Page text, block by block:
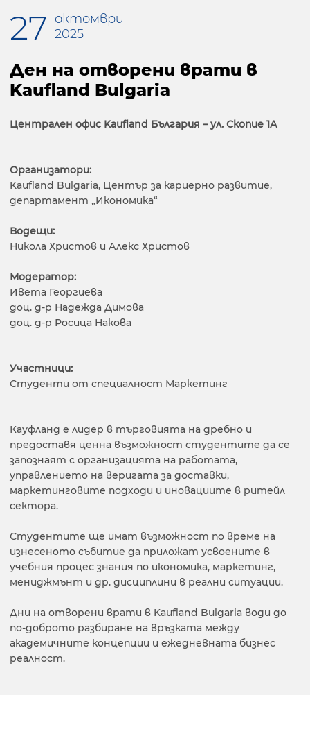
27 октомври
2025
Ден на отворени врати в
Kaufland Bulgaria
Централен офис Kaufland България – ул. Скопие 1А
Организатори:
Kaufland Bulgaria, Център за кариерно развитие,
департамент „Икономика“
Водещи:
Никола Христов и Алекс Христов
Модератор:
Ивета Георгиева
доц. д-р Надежда Димова
доц. д-р Росица Накова
Участници:
Студенти от специалност Маркетинг
Кауфланд е лидер в търговията на дребно и
предоставя ценна възможност студентите да се
запознаят с организацията на работата,
управлението на веригата за доставки,
маркетинговите подходи и иновациите в ритейл
сектора.
Студентите ще имат възможност по време на
изнесеното събитие да приложат усвоените в
учебния процес знания по икономика, маркетинг,
мениджмънт и др. дисциплини в реални ситуации.
Дни на отворени врати в Kaufland Bulgaria води до
по-доброто разбиране на връзката между
академичните концепции и ежедневната бизнес
реалност.